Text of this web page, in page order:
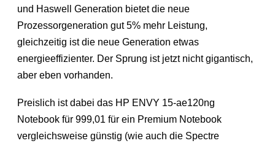
und Haswell Generation bietet die neue
Prozessorgeneration gut 5% mehr Leistung,
gleichzeitig ist die neue Generation etwas
energieeffizienter. Der Sprung ist jetzt nicht gigantisch,
aber eben vorhanden.
Preislich ist dabei das HP ENVY 15-ae120ng
Notebook für 999,01 für ein Premium Notebook
vergleichsweise günstig (wie auch die Spectre